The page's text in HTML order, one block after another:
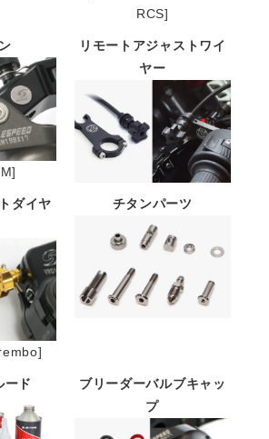
RCS]
リモートアジャストワイ
ヤー
ダイヤ
チタンパーツ
ード
ブリーダーバルブキャッ
プ